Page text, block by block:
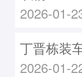
2026-01-
丁晋栋装
2026-01-